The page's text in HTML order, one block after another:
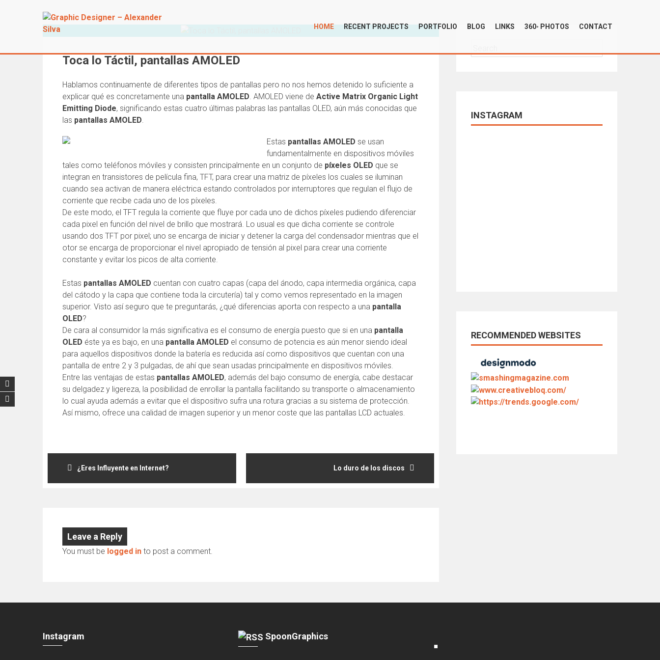
HOME RECENT PROJECTS PORTFOLIO BLOG LINKS 360◦ PHOTOS CONTACT
Toca lo Táctil, pantallas AMOLED
Hablamos continuamente de diferentes tipos de pantallas pero no nos hemos detenido lo suficiente a
explicar qué es concretamente una pantalla AMOLED . AMOLED viene de Active Matrix Organic Light
Emitting Diode, significando estas cuatro últimas palabras las pantallas OLED, aún más conocidas que
las pantallas AMOLED
Estas pantallas AMOLED se usan
fundamentalmente en dispositivos móviles
tales como teléfonos móviles y consisten principalmente en un conjunto de píxeles OLED que se
integran en transistores de película fina, TFT, para crear una matriz de píxeles los cuales se iluminan
cuando sea activan de manera eléctrica estando controlados por interruptores que regulan el flujo de
corriente que recibe cada uno de los píxeles.
De este modo, el TFT regula la corriente que fluye por cada uno de dichos píxeles pudiendo diferenciar
cada pixel en función del nivel de brillo que mostrará. Lo usual es que dicha corriente se controle
usando dos TFT por pixel; uno se encarga de iniciar y detener la carga del condensador mientras que el
otor se encarga de proporcionar el nivel apropiado de tensión al pixel para crear una corriente
constante y evitar los picos de alta corriente.
Estas pantallas AMOLED cuentan con cuatro capas (capa del ánodo, capa intermedia orgánica, capa
del cátodo y la capa que contiene toda la circutería) tal y como vemos representado en la imagen
superior. Visto así seguro que te preguntarás, ¿qué diferencias aporta con respecto a una pantalla
OLED?
De cara al consumidor la más significativa es el consumo de energía puesto que si en una pantalla
OLED éste ya es bajo, en una pantalla AMOLED el consumo de potencia es aún menor siendo ideal
para aquellos dispositivos donde la batería es reducida así como dispositivos que cuentan con una
pantalla de entre 2 y 3 pulgadas, de ahí que sean usadas principalmente en dispositivos móviles.
Entre las ventajas de estas pantallas AMOLED, además del bajo consumo de energía, cabe destacar
su delgadez y ligereza, la posibilidad de enrollar la pantalla facilitando su transporte o almacenamiento
lo cual ayuda además a evitar que el dispositivo sufra una rotura gracias a su sistema de protección.
Así mismo, ofrece una calidad de imagen superior y un menor coste que las pantallas LCD actuales.
Post
navigation¿Eres Influyente en Internet? Lo duro de los discos
Leave a Reply
You must be logged in to post a comment.
for:
INSTAGRAM
RECOMMENDED WEBSITES
Instagram SpoonGraphics
■